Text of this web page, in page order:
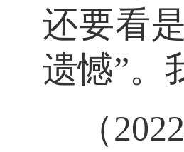
还要看
遗憾”。
（